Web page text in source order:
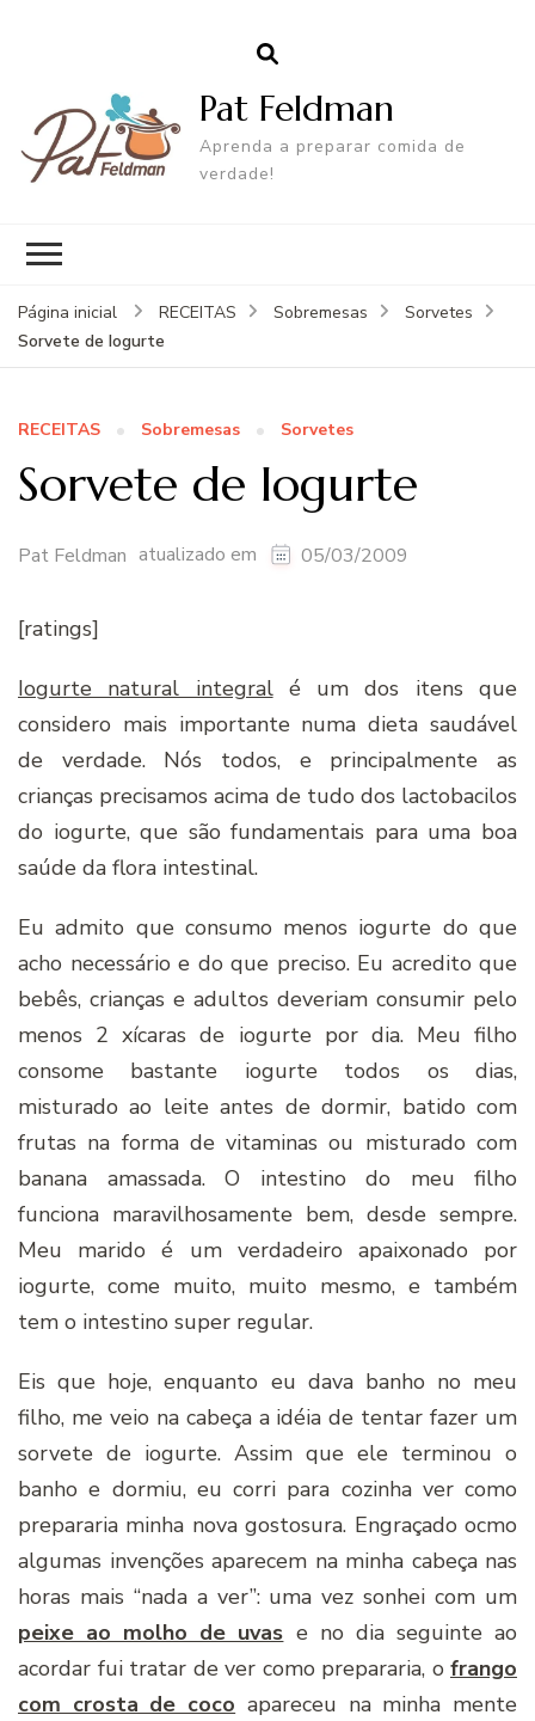
Pat Feldman
Aprenda a preparar comida de
verdade!
Página inicial RECEITAS Sobremesas
Sorvetes
Sorvete de Iogurte
RECEITAS Sobremesas Sorvetes
Sorvete de Iogurte
Pat Feldman atualizado em 05/03/2009
[ratings]
Iogurte natural integralé um dos itens que
considero mais importante numa dieta saudável
de verdade. Nós todos, e principalmente as
crianças precisamos acima de tudo dos lactobacilos
do iogurte, que são fundamentais para uma boa
saúde da flora intestinal.
Eu admito que consumo menos iogurte do que
acho necessário e do que preciso. Eu acredito que
bebês, crianças e adultos deveriam consumir pelo
menos 2 xícaras de iogurte por dia. Meu filho
consome bastante iogurte todos os dias,
misturado ao leite antes de dormir, batido com
frutas na forma de vitaminas ou misturado com
banana amassada. O intestino do meu filho
funciona maravilhosamente bem, desde sempre.
Meu marido é um verdadeiro apaixonado por
iogurte, come muito, muito mesmo, e também
tem o intestino super regular.
Eis que hoje, enquanto eu dava banho no meu
filho, me veio na cabeça a idéia de tentar fazer um
sorvete de iogurte. Assim que ele terminou o
banho e dormiu, eu corri para cozinha ver como
prepararia minha nova gostosura. Engraçado ocmo
algumas invenções aparecem na minha cabeça nas
horas mais “nada a ver”: uma vez sonhei com um
peixe ao molho de uvas e no dia seguinte ao
acordar fui tratar de ver como prepararia, o frango
com crosta de coco apareceu na minha mente